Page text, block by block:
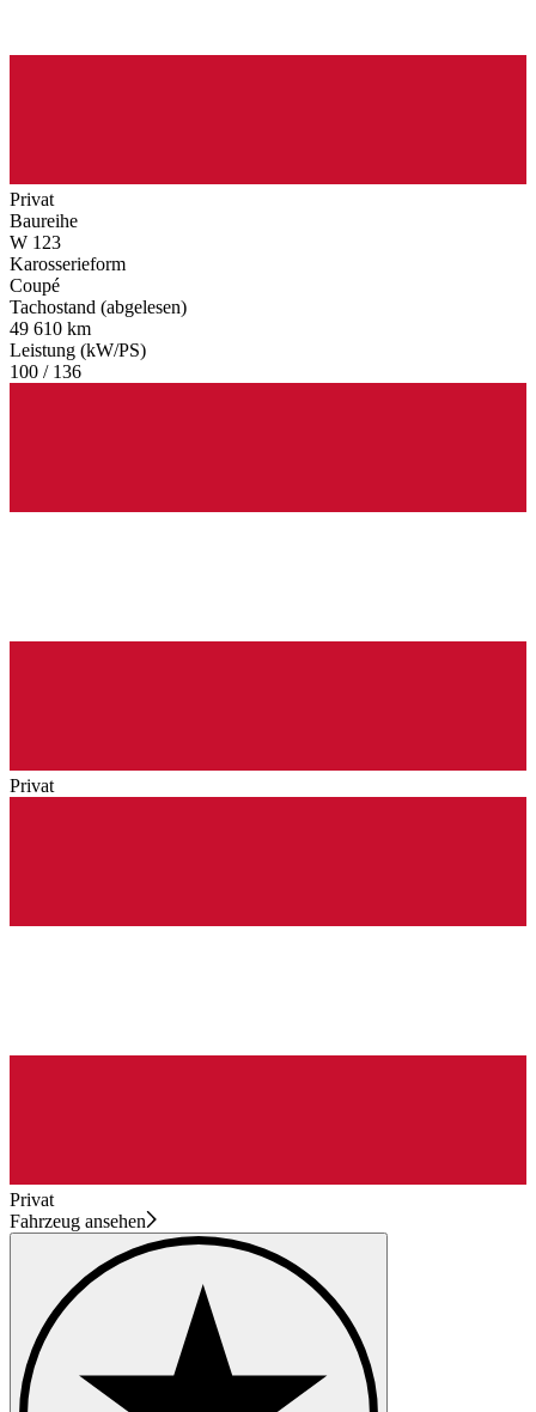
Privat
Baureihe
W 123
Karosserieform
Coupé
Tachostand (abgelesen)
49 610 km
Leistung (kW/PS)
100 / 136
Privat
Privat
Fahrzeug ansehen